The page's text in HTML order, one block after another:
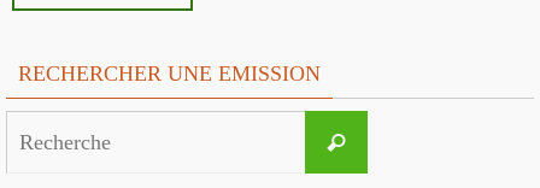
RECHERCHER UNE EMISSION
Recherche